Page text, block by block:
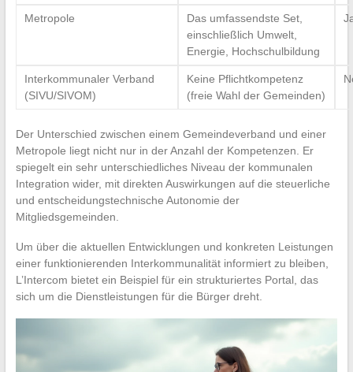
Metropole
Das umfassendste Set,
einschließlich Umwelt,
Energie, Hochschulbildung
Interkommunaler Verband
(SIVU/SIVOM)
Keine Pflichtkompetenz
(freie Wahl der Gemeinden)
Der Unterschied zwischen einem Gemeindeverband und einer
Metropole liegt nicht nur in der Anzahl der Kompetenzen. Er
spiegelt ein sehr unterschiedliches Niveau der kommunalen
Integration wider, mit direkten Auswirkungen auf die steuerliche
und entscheidungstechnische Autonomie der
Mitgliedsgemeinden.
Um über die aktuellen Entwicklungen und konkreten Leistungen
einer funktionierenden Interkommunalität informiert zu bleiben,
L’Intercom bietet ein Beispiel für ein strukturiertes Portal, das
sich um die Dienstleistungen für die Bürger dreht.